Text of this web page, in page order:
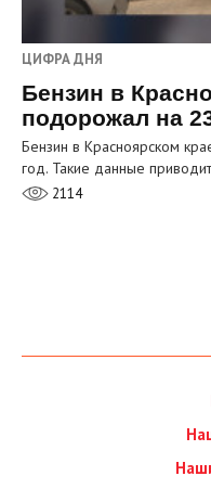
ЦИФРА ДНЯ
Бензин в
подорожал на
Бензин в Красноярском
год. Такие данные
2114